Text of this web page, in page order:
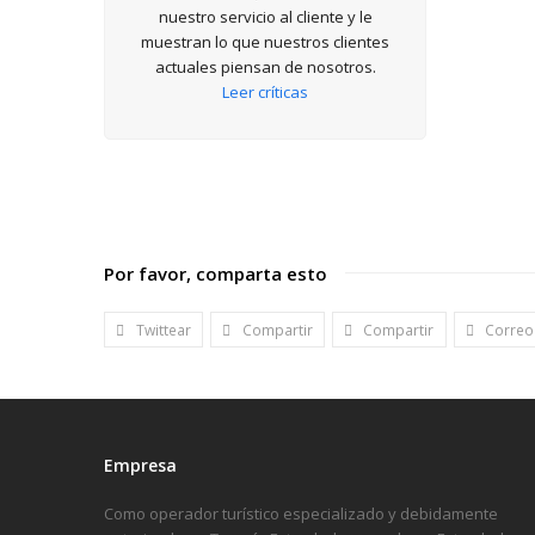
nuestro servicio al cliente y le
muestran lo que nuestros clientes
actuales piensan de nosotros.
Leer críticas
Por favor, comparta esto
Twittear Compartir Compartir
Empresa
Como operador turístico especializado y debidamente